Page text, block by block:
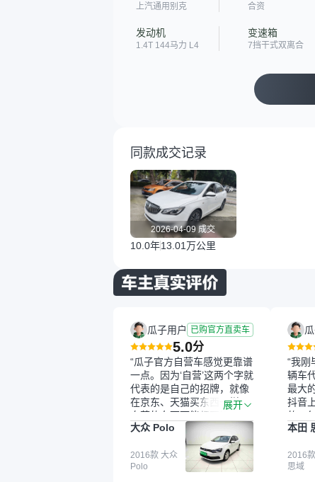
上汽通用别克 合资
发动机
1.4T 144马力 L4
变速箱
7挡干式双离合
同款成交记录
2026-04-09 成交
10.0年13.01万公里
瓜子用户 已购官方直卖车
5.0分
“瓜子官方自营车感觉更靠谱
一点。因为‘自营’这两个字就
代表的是自己的招牌，就像
在京东、天猫买东西一样，
自营的东西可能都要好一
点。就是这种刻板印象吧。
一开始买二手车的时候，我
确实有担心过事故车、泡水
车这些问题。瓜子的检测报
展开
大众 Polo
2016款 大众
Polo
“我刚
辆车
最大
抖音
的。
这个
车全
买。
色，
本田
2016
思域